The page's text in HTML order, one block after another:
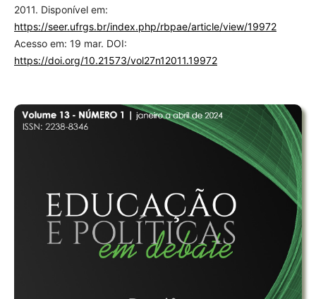
2011. Disponível em:
https://seer.ufrgs.br/index.php/rbpae/article/view/19972
Acesso em: 19 mar. DOI:
https://doi.org/10.21573/vol27n12011.19972